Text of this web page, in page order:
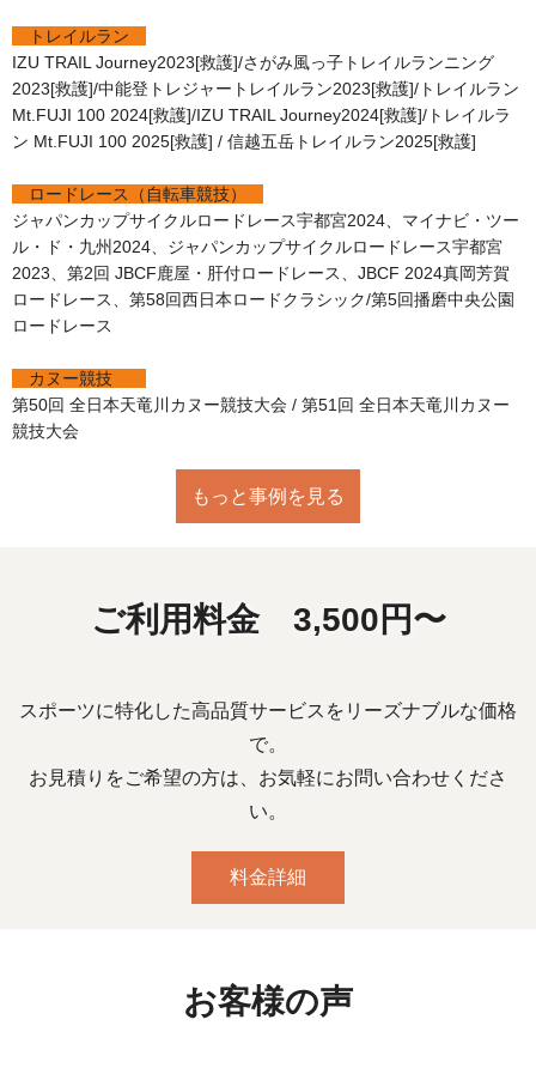
トレイルラン
IZU TRAIL Journey2023[救護]/さがみ風っ子トレイルランニング
2023[救護]/中能登トレジャートレイルラン2023[救護]/トレイルラン
Mt.FUJI 100 2024[救護]/IZU TRAIL Journey2024[救護]/トレイルラ
ン Mt.FUJI 100 2025[救護] / 信越五岳トレイルラン2025[救護]
ロードレース（自転車競技）
ジャパンカップサイクルロードレース宇都宮2024、マイナビ・ツー
ル・ド・九州2024、ジャパンカップサイクルロードレース宇都宮
2023、第2回 JBCF鹿屋・肝付ロードレース、JBCF 2024真岡芳賀
ロードレース、第58回西日本ロードクラシック/第5回播磨中央公園
ロードレース
カヌー競技
第50回 全日本天竜川カヌー競技大会 / 第51回 全日本天竜川カヌー
競技大会
もっと事例を見る
ご利用料金 3,500円〜
スポーツに特化した高品質サービスをリーズナブルな価格
で。
お見積りをご希望の方は、お気軽にお問い合わせくださ
い。
料金詳細
お客様の声